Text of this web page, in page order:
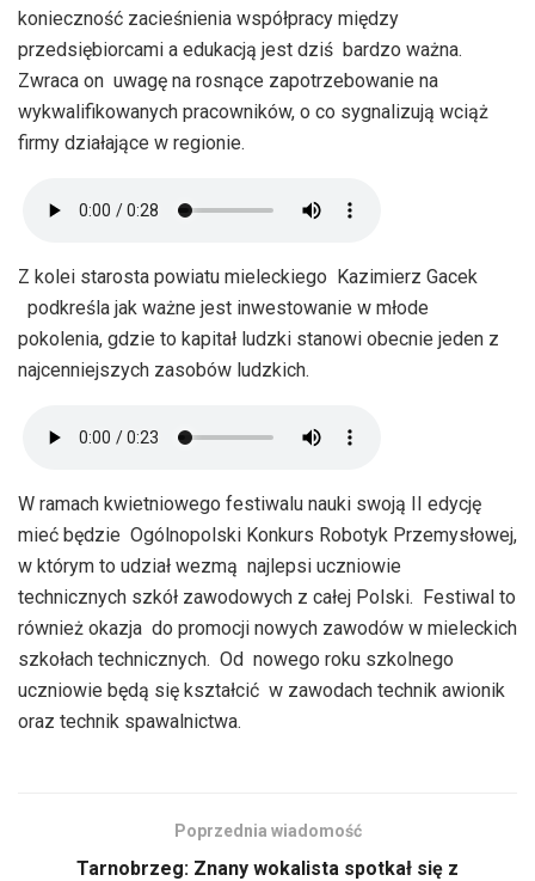
konieczność zacieśnienia współpracy między
przedsiębiorcami a edukacją jest dziś bardzo ważna.
Zwraca on uwagę na rosnące zapotrzebowanie na
wykwalifikowanych pracowników, o co sygnalizują wciąż
firmy działające w regionie.
Z kolei starosta powiatu mieleckiego Kazimierz Gacek
podkreśla jak ważne jest inwestowanie w młode
pokolenia, gdzie to kapitał ludzki stanowi obecnie jeden z
najcenniejszych zasobów ludzkich.
W ramach kwietniowego festiwalu nauki swoją II edycję
mieć będzie Ogólnopolski Konkurs Robotyk Przemysłowej,
w którym to udział wezmą najlepsi uczniowie
technicznych szkół zawodowych z całej Polski. Festiwal to
również okazja do promocji nowych zawodów w mieleckich
szkołach technicznych. Od nowego roku szkolnego
uczniowie będą się kształcić w zawodach technik awionik
oraz technik spawalnictwa.
Poprzednia wiadomość
Tarnobrzeg: Znany wokalista spotkał się z